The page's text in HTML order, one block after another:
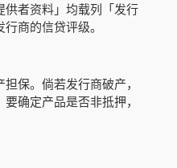
供者资料」均载列「发行
商的信贷评级。
保。倘若发行商破产，
确定产品是否非抵押，